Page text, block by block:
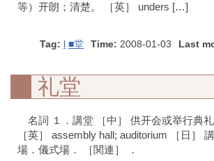
等）开朗；清楚。 ［英］ unders […]
Tag: l ■堂 Time: 2008-01-03 Last
礼堂
名詞 １．講堂 ［中］ 供开会或举行典礼
［英］ assembly hall; auditorium ［日］
場．儀式場． ［関連］ ．